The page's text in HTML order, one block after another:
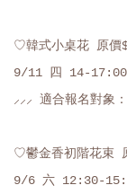
♡韓式小桌花 原價
9/11
四
14-17:00
⸝⸝⸝ 適合報名對象
♡鬱金香初階花束
9/6 六 12:30-